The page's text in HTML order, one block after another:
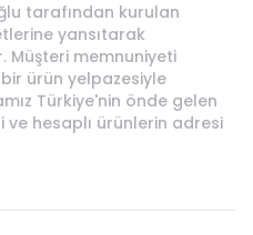
tarafından kurulan
yansıtarak
Müşteri memnuniyeti
ürün yelpazesiyle
Türkiye'nin önde gelen
hesaplı ürünlerin adresi